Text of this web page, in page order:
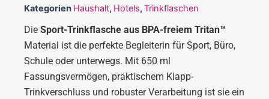
Kategorien Haushalt, Hotels, Trinkflaschen
Die Sport-Trinkflasche aus BPA-freiem Tritan™
Material ist die perfekte Begleiterin für Sport, Büro,
Schule oder unterwegs. Mit 650 ml
Fassungsvermögen, praktischem Klapp-
Trinkverschluss und robuster Verarbeitung ist sie ein